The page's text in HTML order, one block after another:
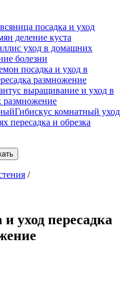
посадка и уход
деление куста
уход в домашних
болезни
посадка и уход в
размножение
выращивание и уход в
размножение
Гибискус комнатный уход
пересадка и обрезка
/
уход пересадка